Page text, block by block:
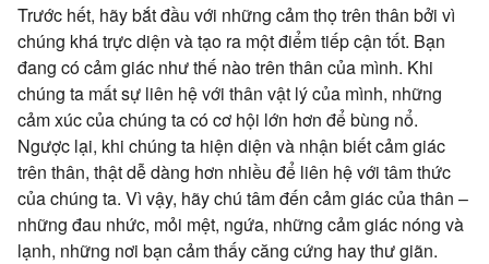
Trước hết, hãy bắt đầu với những cảm thọ trên thân bởi vì
chúng khá trực diện và tạo ra một điểm tiếp cận tốt. Bạn
đang có cảm giác như thế nào trên thân của mình. Khi
chúng ta mất sự liên hệ với thân vật lý của mình, những
cảm xúc của chúng ta có cơ hội lớn hơn để bùng nổ.
Ngược lại, khi chúng ta hiện diện và nhận biết cảm giác
trên thân, thật dễ dàng hơn nhiều để liên hệ với tâm thức
của chúng ta. Vì vậy, hãy chú tâm đến cảm giác của thân –
những đau nhức, mỏi mệt, ngứa, những cảm giác nóng và
lạnh, những nơi bạn cảm thấy căng cứng hay thư giãn.